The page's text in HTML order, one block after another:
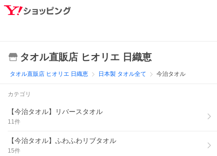
タオル直販店 ヒオリエ 日織恵
タオル直販店 ヒオリエ 日織恵 日本製 タオル全て 今治タオル
カテゴリ
【今治タオル】リバースタオル
11件
【今治タオル】ふわふわリブタオル
15件